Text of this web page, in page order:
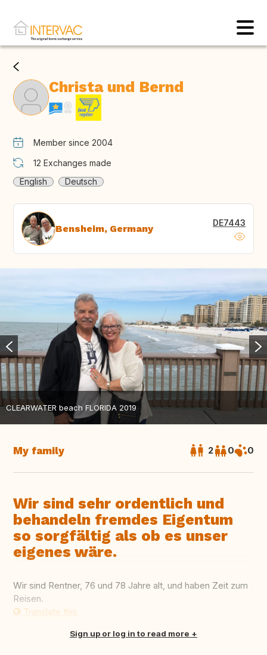
Christa und Bernd
Member since 2004
12 Exchanges made
English
Deutsch
Bensheim, Germany DE7443
CLEARWATER beach FLORIDA 2019
My family 2 0 0
Wir sind sehr ordentlich und
behandeln fremdes Eigentum
so sorgfältig als ob es unser
eigenes wäre.
Wir sind Rentner, 76 und 78 Jahre alt, und haben Zeit zum
Reisen.
Translate this
Sign up or log in to read more